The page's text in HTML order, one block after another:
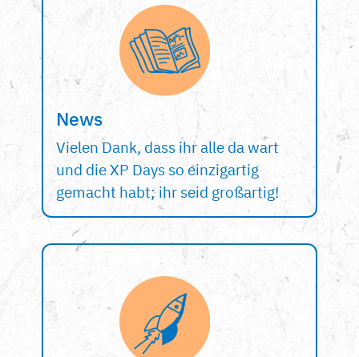
News
Vielen Dank, dass ihr alle da wart
und die XP Days so einzigartig
gemacht habt; ihr seid großartig!